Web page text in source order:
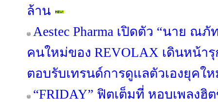
ล้าน
Aestec Pharma เปิดตัว “นาย ณภั
คนใหม่ของ REVOLAX เดินหน้า
ตอบรับเทรนด์การดูแลตัวเองยุคใ
“FRIDAY” ฟิตเต็มที่ หอบเพลงฮิ